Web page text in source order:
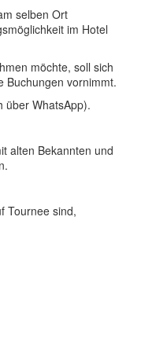
selben Ort
im Hotel
möchte, soll sich
Buchungen vornimmt.
über WhatsApp).
alten Bekannten und
Tournee sind,